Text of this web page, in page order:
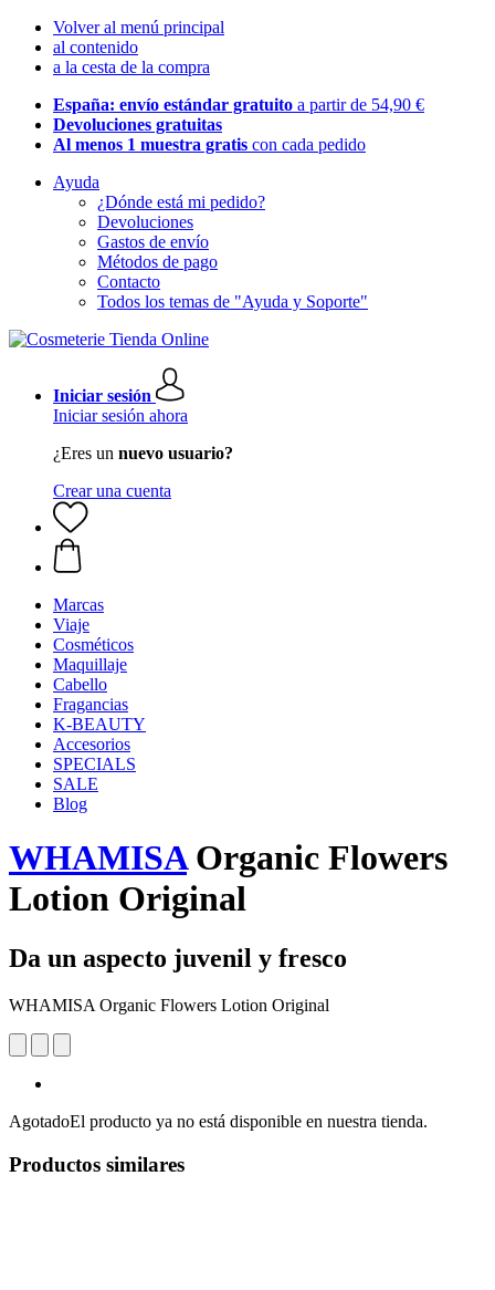
Volver al menú principal
al contenido
a la cesta de la compra
España: envío estándar gratuito a partir de 54,90 €
Devoluciones gratuitas
Al menos 1 muestra gratis con cada pedido
Ayuda
¿Dónde está mi pedido?
Devoluciones
Gastos de envío
Métodos de pago
Contacto
Todos los temas de "Ayuda y Soporte"
Iniciar sesión
Iniciar sesión ahora
¿Eres un nuevo usuario?
Crear una cuenta
Marcas
Viaje
Cosméticos
Maquillaje
Cabello
Fragancias
K-BEAUTY
Accesorios
SPECIALS
SALE
Blog
WHAMISAOrganic Flowers
Lotion Original
Da un aspecto juvenil y fresco
WHAMISA Organic Flowers Lotion Original
AgotadoEl producto ya no está disponible en nuestra tienda.
Productos similares